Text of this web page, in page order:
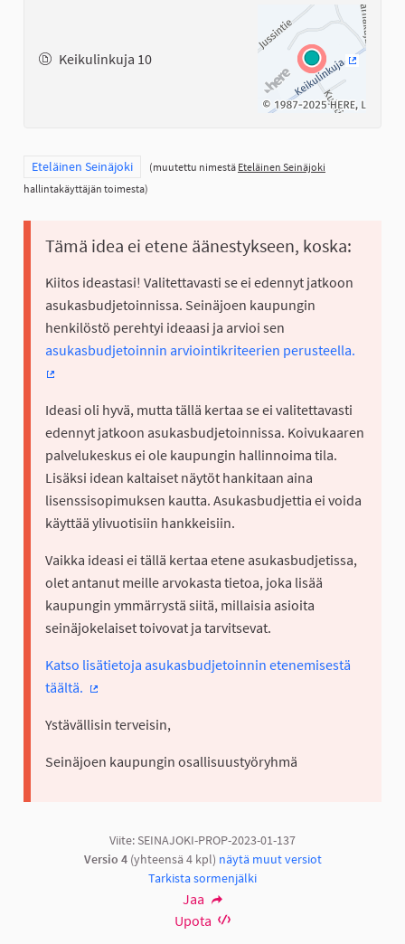
Keikulinkuja 10
Rajaa tulokset teeman mukaan: Eteläinen Seinäjoki
Eteläinen Seinäjoki (muutettu nimestä Eteläinen Seinäjoki
hallintakäyttäjän toimesta)
Tämä idea ei etene äänestykseen, koska:
Kiitos ideastasi! Valitettavasti se ei edennyt jatkoon
asukasbudjetoinnissa. Seinäjoen kaupungin
henkilöstö perehtyi ideaasi ja arvioi sen
asukasbudjetoinnin arviointikriteerien perusteella.
Ideasi oli hyvä, mutta tällä kertaa se ei valitettavasti
edennyt jatkoon asukasbudjetoinnissa. Koivukaaren
palvelukeskus ei ole kaupungin hallinnoima tila.
Lisäksi idean kaltaiset näytöt hankitaan aina
lisenssisopimuksen kautta. Asukasbudjettia ei voida
käyttää ylivuotisiin hankkeisiin.
Vaikka ideasi ei tällä kertaa etene asukasbudjetissa,
olet antanut meille arvokasta tietoa, joka lisää
kaupungin ymmärrystä siitä, millaisia asioita
seinäjokelaiset toivovat ja tarvitsevat.
Katso lisätietoja asukasbudjetoinnin etenemisestä
täältä.
Ystävällisin terveisin,
Seinäjoen kaupungin osallisuustyöryhmä
Viite: SEINAJOKI-PROP-2023-01-137
Versio 4(yhteensä 4 kpl) näytä muut versiot
Tarkista sormenjälki
Jaa
Upota